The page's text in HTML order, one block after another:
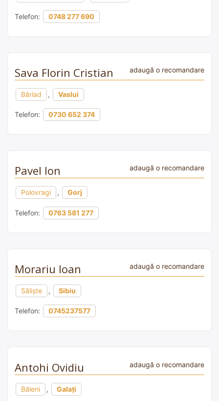
Telefon: 0748 277 690
Sava Florin Cristian adaugă o recomandare
Bârlad , Vaslui
Telefon: 0730 652 374
Pavel Ion adaugă o recomandare
Polovragi , Gorj
Telefon: 0763 581 277
Morariu Ioan adaugă o recomandare
Sălişte , Sibiu
Telefon: 0745237577
Antohi Ovidiu adaugă o recomandare
Băleni , Galați